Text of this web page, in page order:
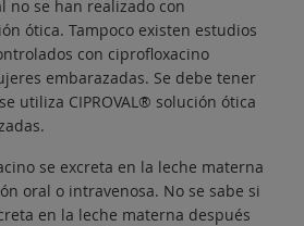
no se han realizado con
ótica. Tampoco existen estudios
con ciprofloxacino
embarazadas. Se debe tener
utiliza CIPROVAL® solución ótica
se excreta en la leche materna
oral o intravenosa. No se sabe si
en la leche materna después